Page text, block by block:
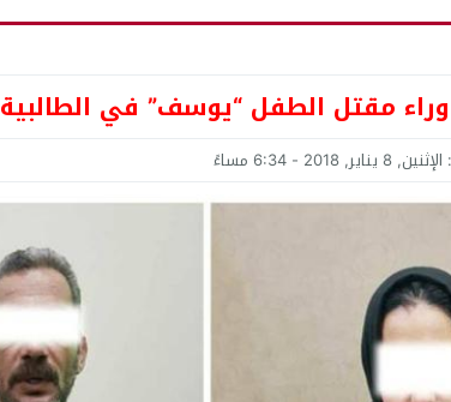
مقتل الطفل “يوسف” في الطالبية
الإثنين, 8 يناير, 2018 - 6:34 مساءً